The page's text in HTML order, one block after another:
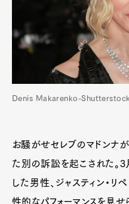
Denis Makarenko-Shutterstock
お騒がせセレブのマドンナが
た別の訴訟を起こされた。3
した男性、ジャスティン・リ
性的なパフォーマンスを見